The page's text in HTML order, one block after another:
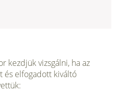
kezdjük vizsgálni, ha az
és elfogadott kiváltó